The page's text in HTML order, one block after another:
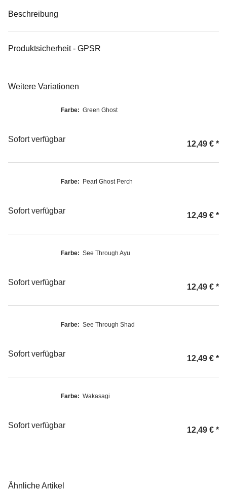
Beschreibung
Produktsicherheit - GPSR
Weitere Variationen
Farbe: Green Ghost
Sofort verfügbar
12,49 € *
Farbe: Pearl Ghost Perch
Sofort verfügbar
12,49 € *
Farbe: See Through Ayu
Sofort verfügbar
12,49 € *
Farbe: See Through Shad
Sofort verfügbar
12,49 € *
Farbe: Wakasagi
Sofort verfügbar
12,49 € *
Ähnliche Artikel